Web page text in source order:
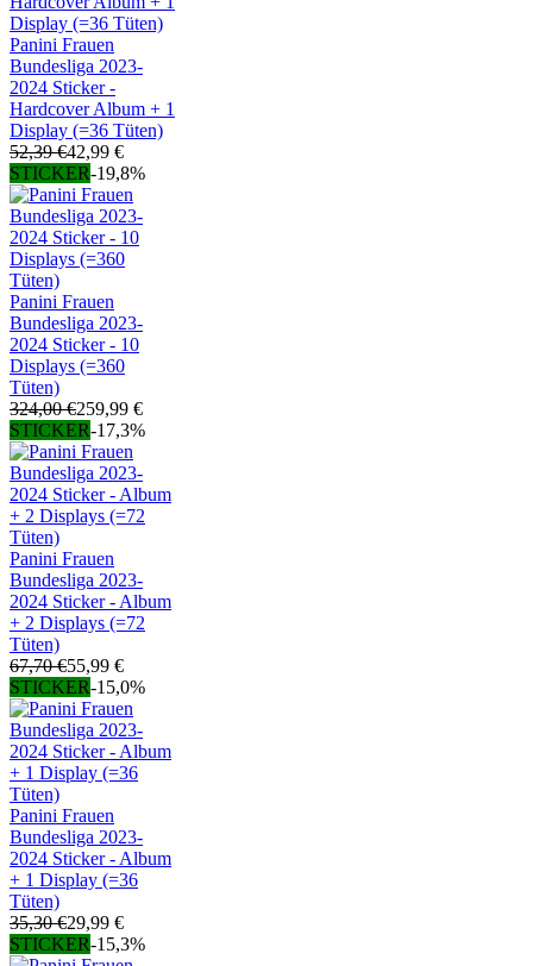
Panini Frauen
Bundesliga 2023-
2024 Sticker -
Hardcover Album + 1
Display (=36 Tüten)
52,39 €42,99 €
STICKER-19,8%
Panini Frauen
Bundesliga 2023-
2024 Sticker - 10
Displays (=360
Tüten)
324,00 €259,99 €
STICKER-17,3%
Panini Frauen
Bundesliga 2023-
2024 Sticker - Album
+ 2 Displays (=72
Tüten)
67,70 €55,99 €
STICKER-15,0%
Panini Frauen
Bundesliga 2023-
2024 Sticker - Album
+ 1 Display (=36
Tüten)
35,30 €29,99 €
STICKER-15,3%